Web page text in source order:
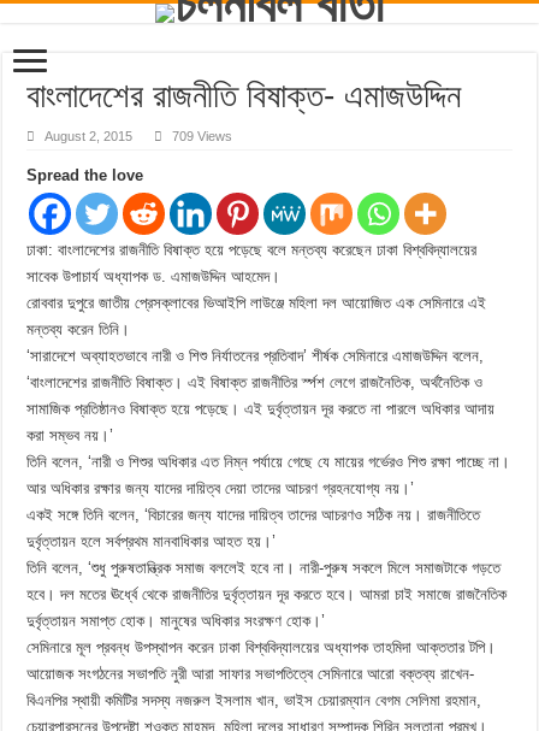
বাংলাদেশের রাজনীতি বিষাক্ত- এমাজউদ্দিন
August 2, 2015 709 Views
Spread the love
ঢাকা: বাংলাদেশের রাজনীতি বিষাক্ত হয়ে পড়েছে বলে মন্তব্য করেছেন ঢাকা বিশ্ববিদ্যালয়ের
সাবেক উপাচার্য অধ্যাপক ড. এমাজউদ্দিন আহমেদ।
রোববার দুপুরে জাতীয় প্রেসক্লাবের ভিআইপি লাউঞ্জে মহিলা দল আয়োজিত এক সেমিনারে এই
মন্তব্য করেন তিনি।
‘সারাদেশে অব্যাহতভাবে নারী ও শিশু নির্যাতনের প্রতিবাদ’ শীর্ষক সেমিনারে এমাজউদ্দিন বলেন,
‘বাংলাদেশের রাজনীতি বিষাক্ত। এই বিষাক্ত রাজনীতির র্স্পশ লেগে রাজনৈতিক, অর্থনৈতিক ও
সামাজিক প্রতিষ্ঠানও বিষাক্ত হয়ে পড়েছে। এই দুর্বৃত্তায়ন দূর করতে না পারলে অধিকার আদায়
করা সম্ভব নয়।’
তিনি বলেন, ‘নারী ও শিশুর অধিকার এত নিম্ন পর্যায়ে গেছে যে মায়ের গর্ভেরও শিশু রক্ষা পাচ্ছে না।
আর অধিকার রক্ষার জন্য যাদের দায়িত্ব দেয়া তাদের আচরণ গ্রহনযোগ্য নয়।’
একই সঙ্গে তিনি বলেন, ‘বিচারের জন্য যাদের দায়িত্ব তাদের আচরণও সঠিক নয়। রাজনীতিতে
দুর্বৃত্তায়ন হলে সর্বপ্রথম মানবাধিকার আহত হয়।’
তিনি বলেন, ‘শুধু পুরুষতান্ত্রিক সমাজ বললেই হবে না। নারী-পুরুষ সকলে মিলে সমাজটাকে গড়তে
হবে। দল মতের ঊর্ধ্বে থেকে রাজনীতির দুর্বৃত্তায়ন দূর করতে হবে। আমরা চাই সমাজে রাজনৈতিক
দুর্বৃত্তায়ন সমাপ্ত হোক। মানুষের অধিকার সংরক্ষণ হোক।’
সেমিনারে মূল প্রবন্ধ উপস্থাপন করেন ঢাকা বিশ্ববিদ্যালয়ের অধ্যাপক তাহমিদা আক্ততার টপি।
আয়োজক সংগঠনের সভাপতি নুরী আরা সাফার সভাপতিত্বে সেমিনারে আরো বক্তব্য রাখেন-
বিএনপির স্থায়ী কমিটির সদস্য নজরুল ইসলাম খান, ভাইস চেয়ারম্যান বেগম সেলিমা রহমান,
চেয়ারপারসনের উপদেষ্টা শওকত মাহমুদ, মহিলা দলের সাধারণ সম্পাদক শিরিন সুলতানা প্রমুখ।